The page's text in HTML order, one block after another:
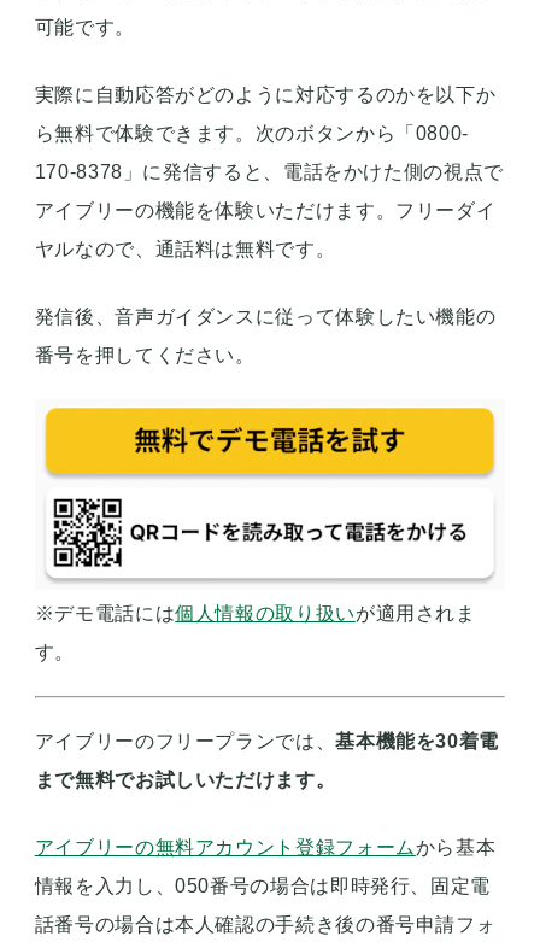
可能です。
実際に自動応答がどのように対応するのかを以下か
ら無料で体験できます。次のボタンから「0800-
170-8378」に発信すると、電話をかけた側の視点で
アイブリーの機能を体験いただけます。フリーダイ
ヤルなので、通話料は無料です。
発信後、音声ガイダンスに従って体験したい機能の
番号を押してください。
※デモ電話には個人情報の取り扱いが適用されま
す。
アイブリーのフリープランでは、基本機能を30着電
まで無料でお試しいただけます。
アイブリーの無料アカウント登録フォームから基本
情報を入力し、050番号の場合は即時発行、固定電
話番号の場合は本人確認の手続き後の番号申請フォ